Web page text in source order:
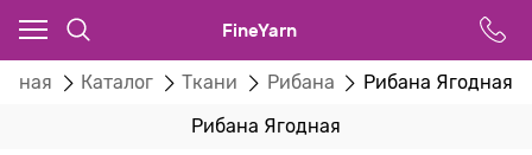
FineYarn
Каталог Ткани Рибана Рибана Ягодная
Рибана Ягодная